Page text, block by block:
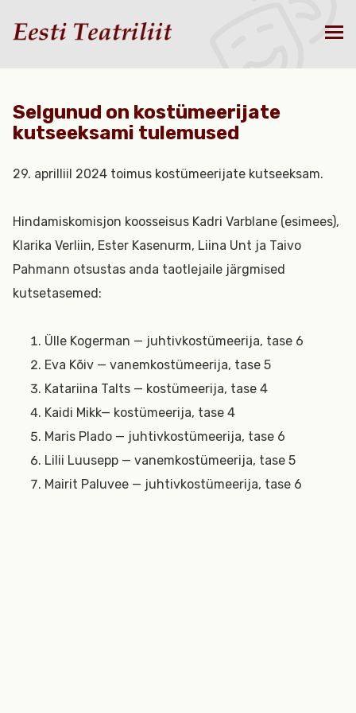
Selgunud on kostümeerijate
kutseeksami tulemused
29. aprilliil 2024 toimus kostümeerijate kutseeksam.
Hindamiskomisjon koosseisus Kadri Varblane (esimees),
Klarika Verliin, Ester Kasenurm, Liina Unt ja Taivo
Pahmann otsustas anda taotlejaile järgmised
kutsetasemed:
Ülle Kogerman — juhtivkostümeerija, tase 6
Eva Kõiv — vanemkostümeerija, tase 5
Katariina Talts — kostümeerija, tase 4
Kaidi Mikk— kostümeerija, tase 4
Maris Plado — juhtivkostümeerija, tase 6
Lilii Luusepp — vanemkostümeerija, tase 5
Mairit Paluvee — juhtivkostümeerija, tase 6